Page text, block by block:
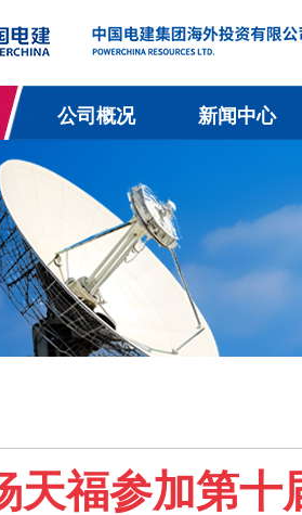
公司概况 新闻中心
天福参加第十